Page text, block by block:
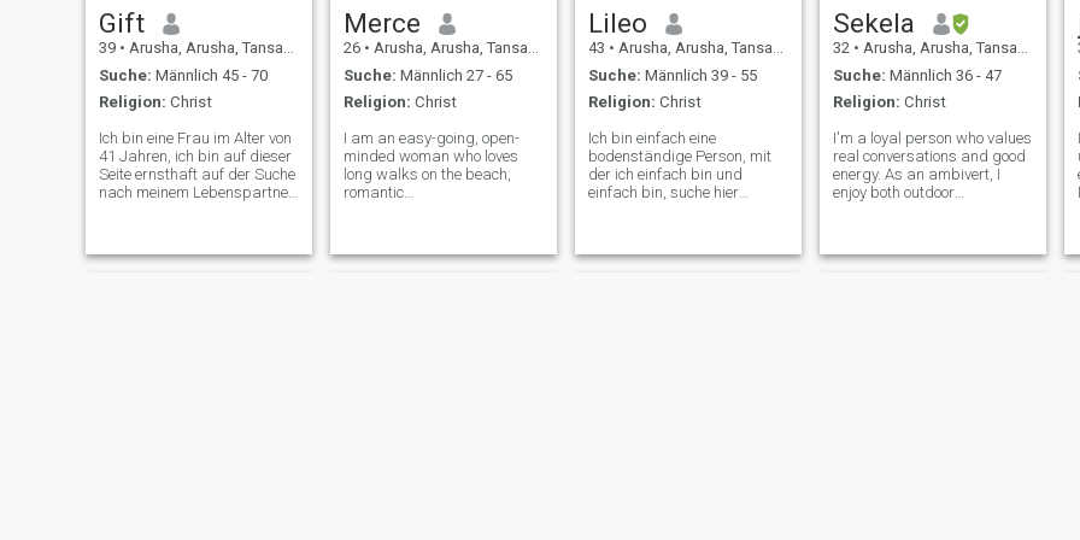
Gift
39 • Arusha, Arusha, Tansania
Suche: Männlich 45 - 70
Religion: Christ
Ich bin eine Frau im Alter von
41 Jahren, ich bin auf dieser
Seite ernsthaft auf der Suche
nach meinem Lebenspartner.
Frau und verdiene meinen
Merce
26 • Arusha, Arusha, Tansania
Suche: Männlich 27 - 65
Religion: Christ
I am an easy-going, open-
minded woman who loves
long walks on the beach,
romantic
I'm ready to learn. I am
Lileo
43 • Arusha, Arusha, Tansania
Suche: Männlich 39 - 55
Religion: Christ
Ich bin einfach eine
bodenständige Person, mit
der ich einfach bin und
einfach bin, suche hier
kein Upgrade durchgeführt
Sekela
32 • Arusha, Arusha, Tansania
Suche: Männlich 36 - 47
Religion: Christ
I'm a loyal person who values
real conversations and good
energy. As an ambivert, I
enjoy both outdoor
experiences, and